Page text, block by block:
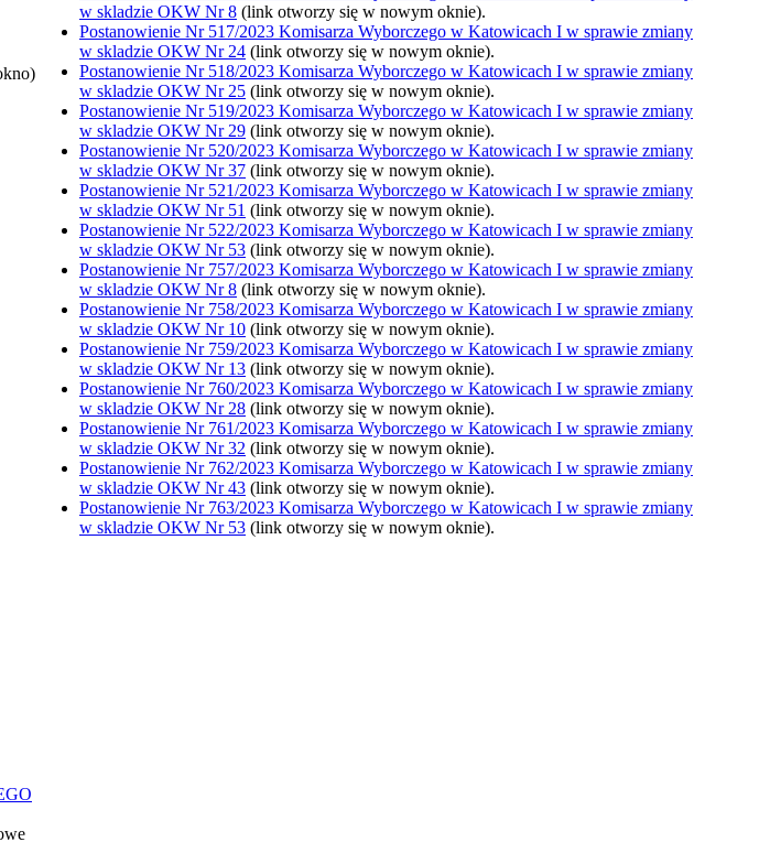
w skladzie OKW Nr 8 (link otworzy się w nowym oknie).
Postanowienie Nr 517/2023 Komisarza Wyborczego w Katowicach I w sprawie zmiany
w skladzie OKW Nr 24 (link otworzy się w nowym oknie).
Postanowienie Nr 518/2023 Komisarza Wyborczego w Katowicach I w sprawie zmiany
w skladzie OKW Nr 25 (link otworzy się w nowym oknie).
Postanowienie Nr 519/2023 Komisarza Wyborczego w Katowicach I w sprawie zmiany
w skladzie OKW Nr 29 (link otworzy się w nowym oknie).
Postanowienie Nr 520/2023 Komisarza Wyborczego w Katowicach I w sprawie zmiany
w skladzie OKW Nr 37 (link otworzy się w nowym oknie).
Postanowienie Nr 521/2023 Komisarza Wyborczego w Katowicach I w sprawie zmiany
w skladzie OKW Nr 51 (link otworzy się w nowym oknie).
Postanowienie Nr 522/2023 Komisarza Wyborczego w Katowicach I w sprawie zmiany
w skladzie OKW Nr 53 (link otworzy się w nowym oknie).
Postanowienie Nr 757/2023 Komisarza Wyborczego w Katowicach I w sprawie zmiany
w skladzie OKW Nr 8 (link otworzy się w nowym oknie).
Postanowienie Nr 758/2023 Komisarza Wyborczego w Katowicach I w sprawie zmiany
w skladzie OKW Nr 10 (link otworzy się w nowym oknie).
Postanowienie Nr 759/2023 Komisarza Wyborczego w Katowicach I w sprawie zmiany
w skladzie OKW Nr 13 (link otworzy się w nowym oknie).
Postanowienie Nr 760/2023 Komisarza Wyborczego w Katowicach I w sprawie zmiany
w skladzie OKW Nr 28 (link otworzy się w nowym oknie).
Postanowienie Nr 761/2023 Komisarza Wyborczego w Katowicach I w sprawie zmiany
w skladzie OKW Nr 32 (link otworzy się w nowym oknie).
Postanowienie Nr 762/2023 Komisarza Wyborczego w Katowicach I w sprawie zmiany
w skladzie OKW Nr 43 (link otworzy się w nowym oknie).
Postanowienie Nr 763/2023 Komisarza Wyborczego w Katowicach I w sprawie zmiany
w skladzie OKW Nr 53 (link otworzy się w nowym oknie).